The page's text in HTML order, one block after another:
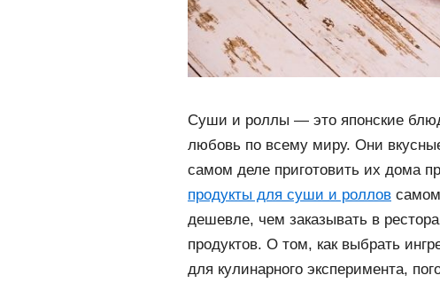
Суши и роллы — это японские
любовь по всему миру. Они
самом деле приготовить их дома
продукты для суши и роллов
дешевле, чем заказывать в
продуктов. О том, как выбрать
для кулинарного эксперимента,